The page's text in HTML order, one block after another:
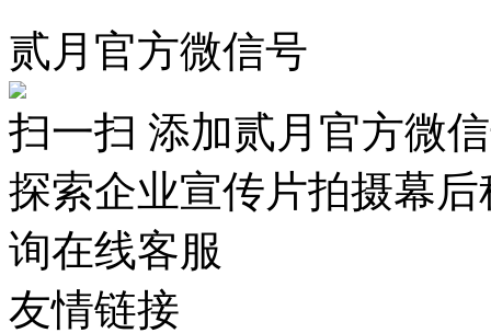
贰月官方微信号
扫一扫 添加贰月官方微
探索企业宣传片拍摄幕后
询在线客服
友情链接